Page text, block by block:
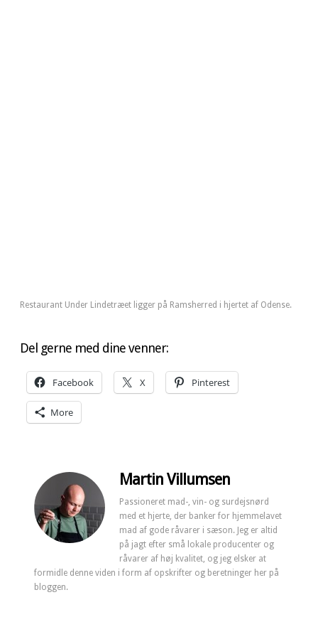
Restaurant Under Lindetræet ligger på Ramsherred i hjertet af Odense.
Del gerne med dine venner:
Facebook X Pinterest
More
Martin Villumsen
Passioneret mad-, vin- og surdejsnørd
med et hjerte, der banker for hjemmelavet
mad af gode råvarer i sæson. Jeg er altid
på jagt efter små lokale producenter og
råvarer af høj kvalitet, og jeg elsker at
formidle denne viden i form af opskrifter og beretninger her på
bloggen.